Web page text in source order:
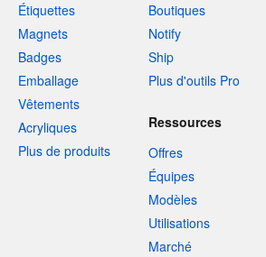
Étiquettes
Magnets
Badges
Emballage
Vêtements
Acryliques
Plus de produits
Boutiques
Notify
Ship
Plus d'outils Pro
Ressources
Offres
Équipes
Modèles
Utilisations
Marché